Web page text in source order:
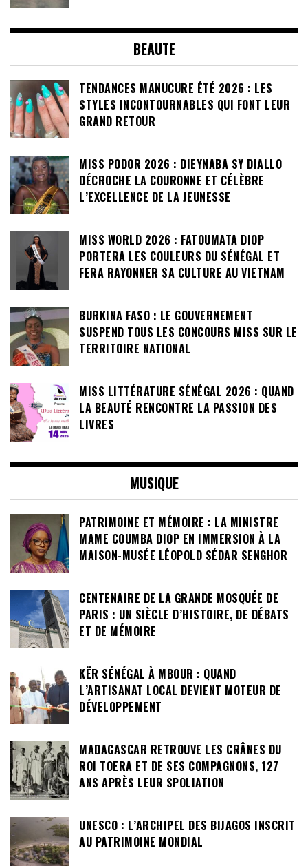
BEAUTE
TENDANCES MANUCURE ÉTÉ 2026 : LES
STYLES INCONTOURNABLES QUI FONT LEUR
GRAND RETOUR
MISS PODOR 2026 : DIEYNABA SY DIALLO
DÉCROCHE LA COURONNE ET CÉLÈBRE
L’EXCELLENCE DE LA JEUNESSE
MISS WORLD 2026 : FATOUMATA DIOP
PORTERA LES COULEURS DU SÉNÉGAL ET
FERA RAYONNER SA CULTURE AU VIETNAM
BURKINA FASO : LE GOUVERNEMENT
SUSPEND TOUS LES CONCOURS MISS SUR LE
TERRITOIRE NATIONAL
MISS LITTÉRATURE SÉNÉGAL 2026 : QUAND
LA BEAUTÉ RENCONTRE LA PASSION DES
LIVRES
MUSIQUE
PATRIMOINE ET MÉMOIRE : LA MINISTRE
MAME COUMBA DIOP EN IMMERSION À LA
MAISON-MUSÉE LÉOPOLD SÉDAR SENGHOR
CENTENAIRE DE LA GRANDE MOSQUÉE DE
PARIS : UN SIÈCLE D’HISTOIRE, DE DÉBATS
ET DE MÉMOIRE
KËR SÉNÉGAL À MBOUR : QUAND
L’ARTISANAT LOCAL DEVIENT MOTEUR DE
DÉVELOPPEMENT
MADAGASCAR RETROUVE LES CRÂNES DU
ROI TOERA ET DE SES COMPAGNONS, 127
ANS APRÈS LEUR SPOLIATION
UNESCO : L’ARCHIPEL DES BIJAGOS INSCRIT
AU PATRIMOINE MONDIAL